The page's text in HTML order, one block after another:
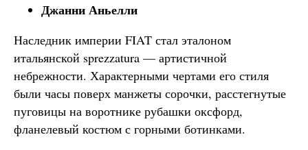
Джанни Аньелли
Наследник империи FIAT стал эталоном
итальянской sprezzatura — артистичной
небрежности. Характерными чертами его стиля
были часы поверх манжеты сорочки, расстегнутые
пуговицы на воротнике рубашки оксфорд,
фланелевый костюм с горными ботинками.